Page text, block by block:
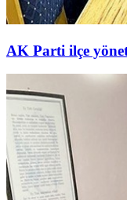
AK Parti ilçe